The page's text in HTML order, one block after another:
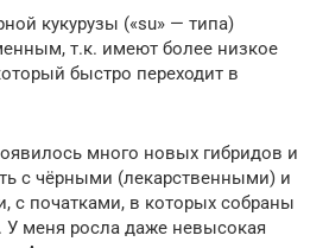
кукурузы («su» — типа)
т.к. имеют более низкое
быстро переходит в
много новых гибридов и
с чёрными (лекарственными) и
с початками, в которых собраны
У меня росла даже невысокая